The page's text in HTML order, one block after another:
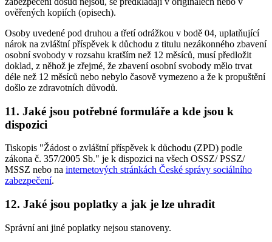
ověřených kopiích (opisech).
Osoby uvedené pod druhou a třetí odrážkou v bodě 04, uplatňující
nárok na zvláštní příspěvek k důchodu z titulu nezákonného zbavení
osobní svobody v rozsahu kratším než 12 měsíců, musí předložit
doklad, z něhož je zřejmé, že zbavení osobní svobody mělo trvat
déle než 12 měsíců nebo nebylo časově vymezeno a že k propuštění
došlo ze zdravotních důvodů.
11. Jaké jsou potřebné formuláře a kde jsou k
dispozici
Tiskopis "Žádost o zvláštní příspěvek k důchodu (ZPD) podle
zákona č. 357/2005 Sb." je k dispozici na všech OSSZ/ PSSZ/
MSSZ nebo na internetových stránkách České správy sociálního
zabezpečení.
12. Jaké jsou poplatky a jak je lze uhradit
Správní ani jiné poplatky nejsou stanoveny.